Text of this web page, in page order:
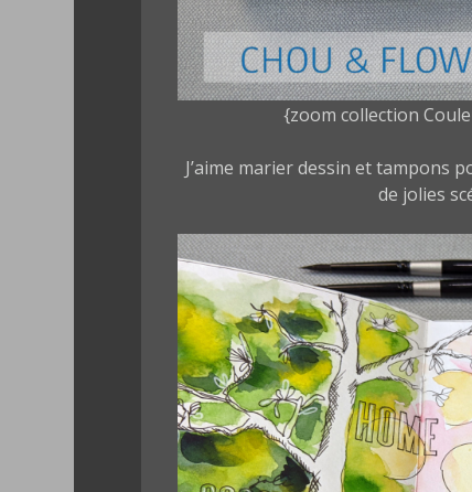
{zoom collection
J’aime marier dessin et tampons
de jolies